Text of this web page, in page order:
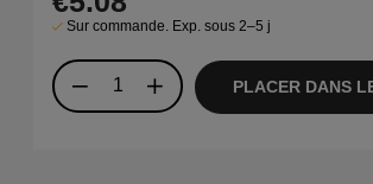
Sur commande. Exp. sous 2–5 j
PLACER DANS